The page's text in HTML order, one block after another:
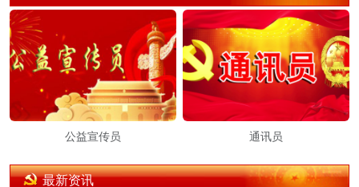
公益宣传员 通讯员
最新资讯